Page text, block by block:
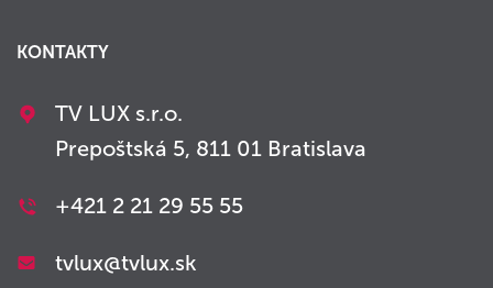
KONTAKTY
TV LUX s.r.o.
Prepoštská 5, 811 01 Bratislava
+421 2 21 29 55 55
tvlux@tvlux.sk